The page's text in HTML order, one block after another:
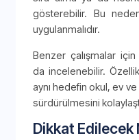
gösterebilir. Bu
uygulanmalıdır.
Benzer çalışmalar için
da incelenebilir.
aynı hedefin okul, ev
sürdürülmesini
Dikkat Edilecek